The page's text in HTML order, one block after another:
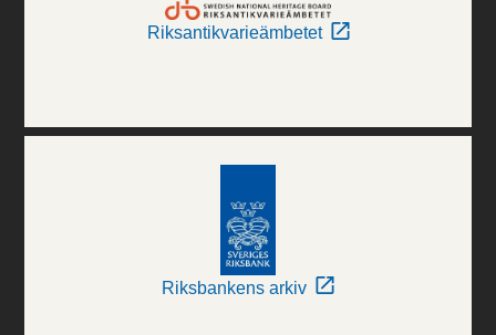
Riksantikvarieämbetet
Riksbankens arkiv